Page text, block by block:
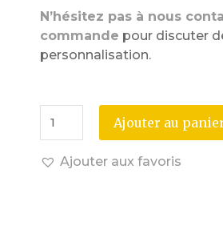
N’hésitez pas à nous
commande pour discuter
personnalisation.
Ajouter au
Ajouter aux favoris